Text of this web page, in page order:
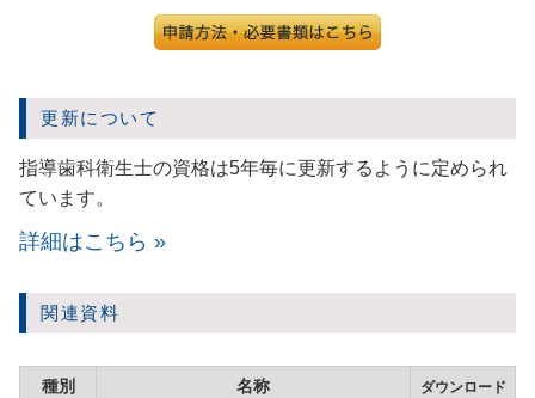
更新について
指導歯科衛生士の資格は5年毎に更新するように定められ
ています。
詳細はこちら »
関連資料
種別 名称 ダウンロード